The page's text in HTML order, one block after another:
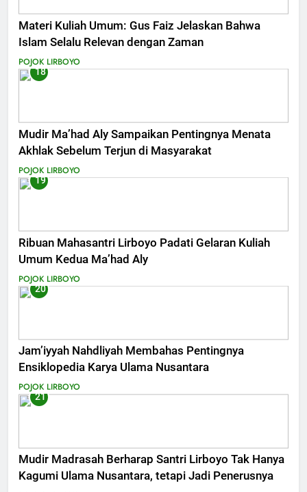
Materi Kuliah Umum: Gus Faiz Jelaskan Bahwa
Islam Selalu Relevan dengan Zaman
POJOK LIRBOYO
18
Mudir Ma’had Aly Sampaikan Pentingnya Menata
Akhlak Sebelum Terjun di Masyarakat
POJOK LIRBOYO
19
Ribuan Mahasantri Lirboyo Padati Gelaran Kuliah
Umum Kedua Ma’had Aly
POJOK LIRBOYO
20
Jam’iyyah Nahdliyah Membahas Pentingnya
Ensiklopedia Karya Ulama Nusantara
POJOK LIRBOYO
21
Mudir Madrasah Berharap Santri Lirboyo Tak Hanya
Kagumi Ulama Nusantara, tetapi Jadi Penerusnya